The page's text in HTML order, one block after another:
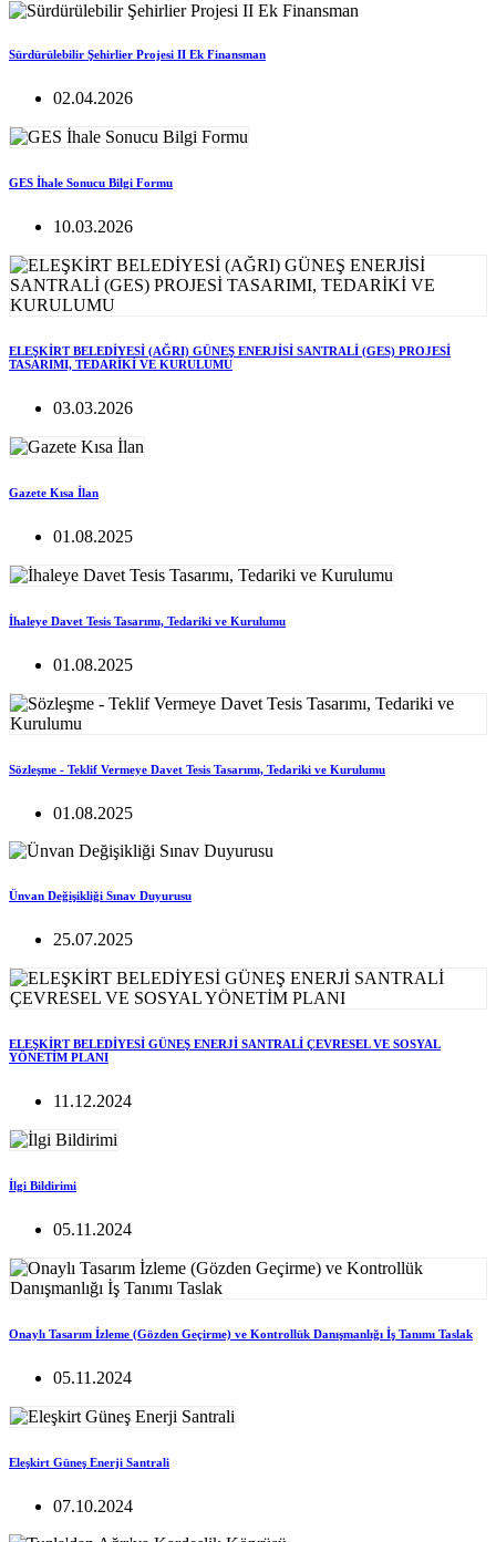
Sürdürülebilir Şehirlier Projesi II Ek Finansman
02.04.2026
GES İhale Sonucu Bilgi Formu
10.03.2026
ELEŞKİRT BELEDİYESİ (AĞRI) GÜNEŞ ENERJİSİ SANTRALİ (GES) PROJESİ
TASARIMI, TEDARİKİ VE KURULUMU
03.03.2026
Gazete Kısa İlan
01.08.2025
İhaleye Davet Tesis Tasarımı, Tedariki ve Kurulumu
01.08.2025
Sözleşme - Teklif Vermeye Davet Tesis Tasarımı, Tedariki ve Kurulumu
01.08.2025
Ünvan Değişikliği Sınav Duyurusu
25.07.2025
ELEŞKİRT BELEDİYESİ GÜNEŞ ENERJİ SANTRALİ ÇEVRESEL VE SOSYAL
YÖNETİM PLANI
11.12.2024
İlgi Bildirimi
05.11.2024
Onaylı Tasarım İzleme (Gözden Geçirme) ve Kontrollük Danışmanlığı İş Tanımı Taslak
05.11.2024
Eleşkirt Güneş Enerji Santrali
07.10.2024